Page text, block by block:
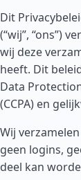
Dit
(“wij”, “ons”)
wij deze
heeft. Dit
Data
(CCPA) en
Wij
geen logins,
deel kan